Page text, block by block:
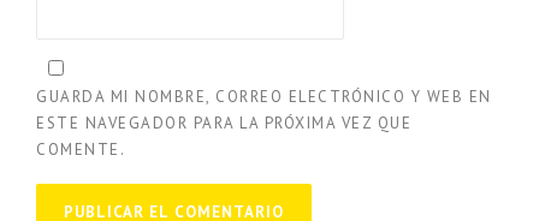
GUARDA MI NOMBRE, CORREO ELECTRÓNICO Y WEB EN
ESTE NAVEGADOR PARA LA PRÓXIMA VEZ QUE
COMENTE.